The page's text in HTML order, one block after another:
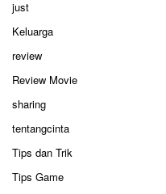
just
Keluarga
review
Review Movie
sharing
tentangcinta
Tips dan Trik
Tips Game